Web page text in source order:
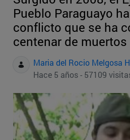
Pueblo Paraguayo
conflicto que se ha
centenar de muertos
Maria del Rocio Melgosa
Hace 5 años - 57109